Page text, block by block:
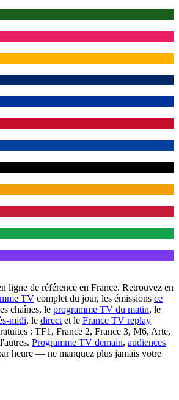
ligne de référence en France. Retrouvez en
TV complet du jour, les émissions ce
chaînes, le programme TV du matin, le
midi, le direct et le France TV replay
: TF1, France 2, France 3, M6, Arte,
Programme TV demain, audiences
heure — ne manquez plus jamais votre